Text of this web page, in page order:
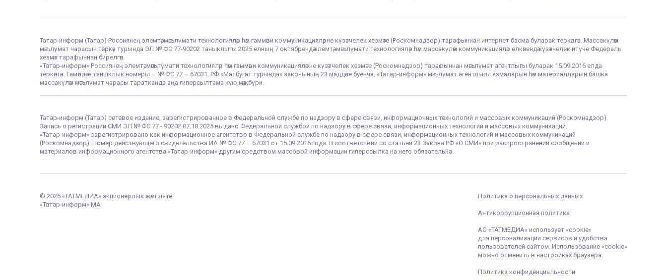
Татар-информ (Татар) Россиянең элемтә, мәгълүмати технологияләр һәм гаммәви коммуникацияләрне күзәтчелек хезмәте (Роскомнадзор) тарафыннан интернет басма буларак теркәлгән. Массакүләм
мәгълүмат чарасын теркәү турында ЭЛ № ФС 77-90202 таныклыгы 2025 елның 7 октябрендә элемтә, мәгълүмати технологияләр һәм массакүләм коммуникацияләр өлкәсендә күзәтчелек итүче Федераль
хезмәт тарафыннан бирелгән.
«Татар-информ» Россиянең элемтә, мәгълүмати технологияләр һәм гаммәви коммуникацияләрне күзәтчелек хезмәте (Роскомнадзор) тарафыннан мәгълүмат агентлыгы буларак 15.09.2016 елда
теркәлгән. Гамәлдәге таныклык номеры – № ФС 77 – 67031. РФ «Матбугат турында» законының 23 маддәсе буенча, «Татар-информ» мәгълүмат агентлыгы язмаларын һәм материалларын башка
массакүләм мәгълүмат чарасы таратканда аңа гиперсылтама кую мәҗбүри.
Татар-информ (Татар) сетевое издание, зарегистрированное в Федеральной службе по надзору в сфере связи, информационных технологий и массовых коммуникаций (Роскомнадзор).
Запись о регистрации СМИ ЭЛ № ФС 77 - 90202 07.10.2025 выдано Федеральной службой по надзору в сфере связи, информационных технологий и массовых коммуникаций.
«Татар-информ» зарегистрировано как информационное агентство в Федеральной службе по надзору в сфере связи, информационных технологий и массовых коммуникаций
(Роскомнадзор). Номер действующего свидетельства ИА № ФС 77 – 67031 от 15.09.2016 года. В соответствии со статьей 23 Закона РФ «О СМИ» при распространении сообщений и
материалов информационного агентства «Татар-информ» другим средством массовой информации гиперссылка на него обязательна.
© 2026 «ТАТМЕДИА» акционерлык җәмгыяте
«Татар-информ» МА
Политика о персональных данных
Антикоррупционная политика
АО «ТАТМЕДИА» использует «cookie»
для персонализации сервисов и удобства
пользователей сайтом. Использование «cookie»
можно отменить в настройках браузера.
Политика конфиденциальности